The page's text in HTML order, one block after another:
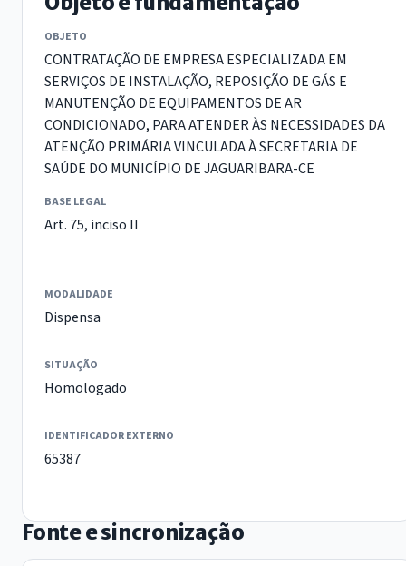
OBJETO
CONTRATAÇÃO DE EMPRESA ESPECIALIZADA EM
SERVIÇOS DE INSTALAÇÃO, REPOSIÇÃO DE GÁS E
MANUTENÇÃO DE EQUIPAMENTOS DE AR
CONDICIONADO, PARA ATENDER ÀS NECESSIDADES DA
ATENÇÃO PRIMÁRIA VINCULADA À SECRETARIA DE
SAÚDE DO MUNICÍPIO DE JAGUARIBARA-CE
BASE LEGAL
Art. 75, inciso II
MODALIDADE
Dispensa
SITUAÇÃO
Homologado
IDENTIFICADOR EXTERNO
65387
Fonte e sincronização